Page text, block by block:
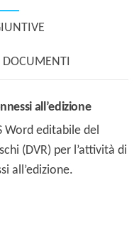
DOCUMENTI
all’edizione
Word editabile del
(DVR) per l’attività di
all’edizione.